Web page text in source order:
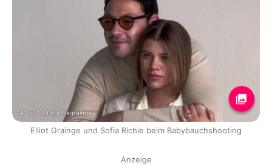
TikTok / sofiarichiegrainge
Elliot Grainge und Sofia Richie beim Babybauchshooting
Anzeige